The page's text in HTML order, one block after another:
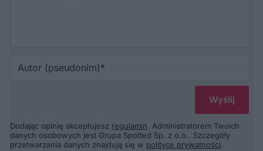
Dodając opinię akceptujesz regulamin. Administratorem Twoich
danych osobowych jest Grupa Spotted Sp. z o.o.. Szczegóły
przetwarzania danych znajdują się w polityce prywatności.